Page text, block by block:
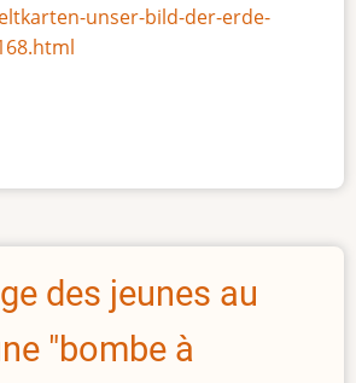
unser-bild-der-erde-
des jeunes au
"bombe à